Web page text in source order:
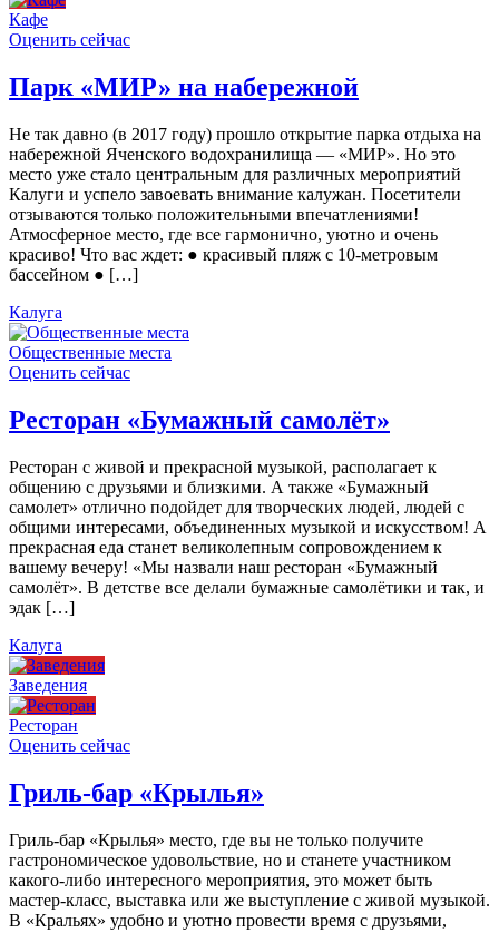
Кафе
Оценить сейчас
Парк «МИР» на набережной
Не так давно (в 2017 году) прошло открытие парка отдыха на
набережной Яченского водохранилища — «МИР». Но это
место уже стало центральным для различных мероприятий
Калуги и успело завоевать внимание калужан. Посетители
отзываются только положительными впечатлениями!
Атмосферное место, где все гармонично, уютно и очень
красиво! Что вас ждет: ● красивый пляж с 10-метровым
бассейном ● […]
Калуга
Общественные места
Оценить сейчас
Ресторан «Бумажный самолёт»
Ресторан с живой и прекрасной музыкой, располагает к
общению с друзьями и близкими. А также «Бумажный
самолет» отлично подойдет для творческих людей, людей с
общими интересами, объединенных музыкой и искусством! А
прекрасная еда станет великолепным сопровождением к
вашему вечеру! «Мы назвали наш ресторан «Бумажный
самолёт». В детстве все делали бумажные самолётики и так, и
эдак […]
Калуга
Заведения
Ресторан
Оценить сейчас
Гриль-бар «Крылья»
Гриль-бар «Крылья» место, где вы не только получите
гастрономическое удовольствие, но и станете участником
какого-либо интересного мероприятия, это может быть
мастер-класс, выставка или же выступление с живой музыкой.
В «Кральях» удобно и уютно провести время с друзьями,